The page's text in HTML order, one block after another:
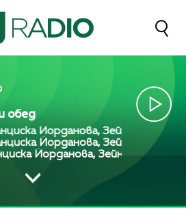
обед
Йорданова, Зейнеб
Йорданова, Зейнеб
Йорданова, Зейнеб